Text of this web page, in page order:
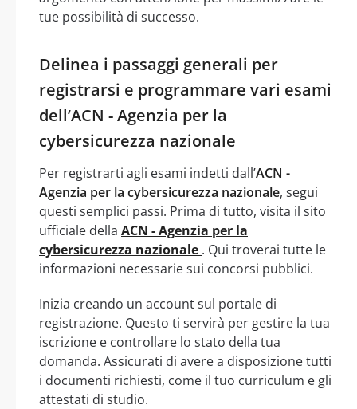
tue possibilità di successo.
Delinea i passaggi generali per
registrarsi e programmare vari esami
dell’ACN - Agenzia per la
cybersicurezza nazionale
Per registrarti agli esami indetti dall’ACN -
Agenzia per la cybersicurezza nazionale, segui
questi semplici passi. Prima di tutto, visita il sito
ufficiale della ACN - Agenzia per la
cybersicurezza nazionale . Qui troverai tutte le
informazioni necessarie sui concorsi pubblici.
Inizia creando un account sul portale di
registrazione. Questo ti servirà per gestire la tua
iscrizione e controllare lo stato della tua
domanda. Assicurati di avere a disposizione tutti
i documenti richiesti, come il tuo curriculum e gli
attestati di studio.